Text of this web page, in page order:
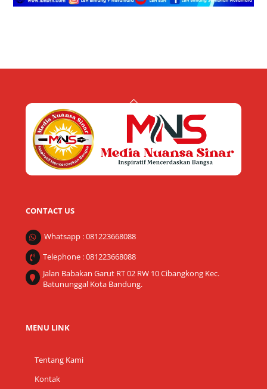
Back
Top
CONTACT US
Whatsapp : 081223668088
Telephone : 081223668088
Jalan Babakan Garut RT 02 RW 10 Cibangkong Kec.
Batununggal Kota Bandung.
MENU LINK
Tentang Kami
Kontak